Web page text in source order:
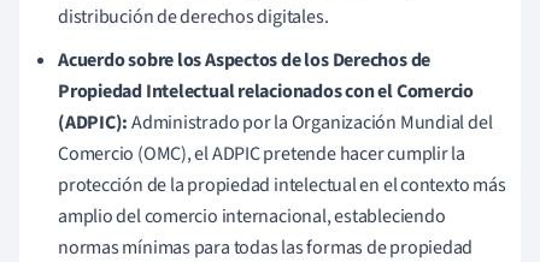
distribución de derechos digitales.
Acuerdo sobre los Aspectos de los Derechos de
Propiedad Intelectual relacionados con el Comercio
(ADPIC):Administrado por la Organización Mundial del
Comercio (OMC), el ADPIC pretende hacer cumplir la
protección de la propiedad intelectual en el contexto más
amplio del comercio internacional, estableciendo
normas mínimas para todas las formas de propiedad